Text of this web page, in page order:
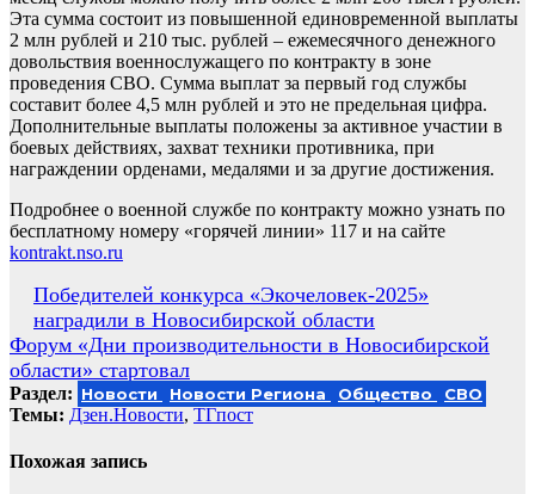
Эта сумма состоит из повышенной единовременной выплаты
2 млн рублей и 210 тыс. рублей – ежемесячного денежного
довольствия военнослужащего по контракту в зоне
проведения СВО. Сумма выплат за первый год службы
составит более 4,5 млн рублей и это не предельная цифра.
Дополнительные выплаты положены за активное участии в
боевых действиях, захват техники противника, при
награждении орденами, медалями и за другие достижения.
Подробнее о военной службе по контракту можно узнать по
бесплатному номеру «горячей линии» 117 и на сайте
kontrakt.nso.ru
Навигация
по
записям
Победителей конкурса «Экочеловек-2025»
наградили в Новосибирской области
Форум «Дни производительности в Новосибирской
области» стартовал
Раздел: Новости Новости Региона Общество СВО
Темы: Дзен.Новости, ТГпост
Похожая запись